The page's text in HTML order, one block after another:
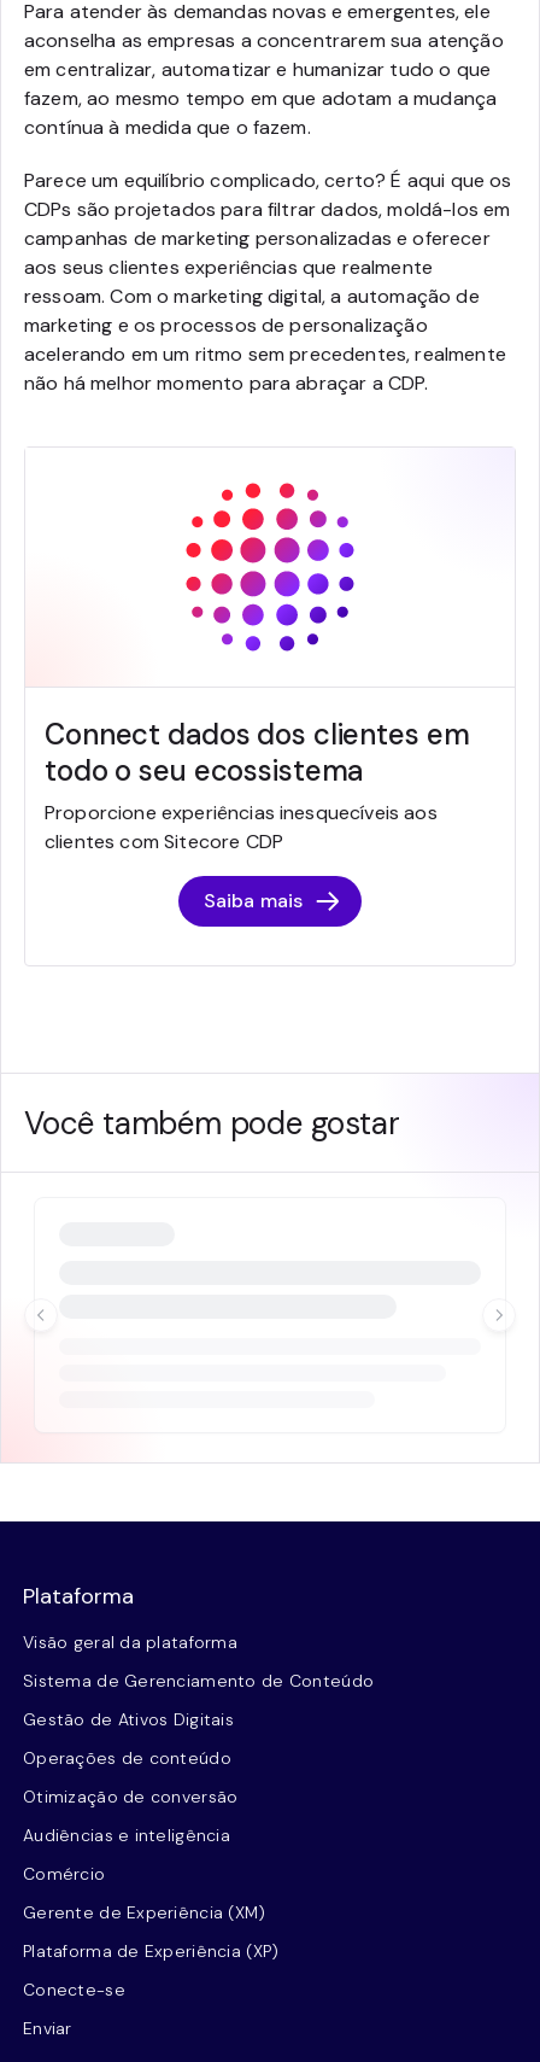
Para atender às demandas novas e emergentes, ele
aconselha as empresas a concentrarem sua atenção
em centralizar, automatizar e humanizar tudo o que
fazem, ao mesmo tempo em que adotam a mudança
contínua à medida que o fazem.
Parece um equilíbrio complicado, certo? É aqui que os
CDPs são projetados para filtrar dados, moldá-los em
campanhas de marketing personalizadas e oferecer
aos seus clientes experiências que realmente
ressoam. Com o marketing digital, a automação de
marketing e os processos de personalização
acelerando em um ritmo sem precedentes, realmente
não há melhor momento para abraçar a CDP.
Connect dados dos clientes em
todo o seu ecossistema
Proporcione experiências inesquecíveis aos
clientes com Sitecore CDP
Saiba mais
Você também pode gostar
Plataforma
Visão geral da plataforma
Sistema de Gerenciamento de Conteúdo
Gestão de Ativos Digitais
Operações de conteúdo
Otimização de conversão
Audiências e inteligência
Comércio
Gerente de Experiência (XM)
Plataforma de Experiência (XP)
Conecte-se
Enviar